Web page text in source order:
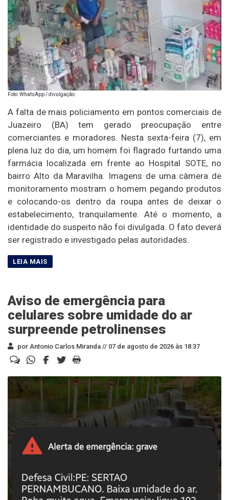
Foto: WhatsApp / divulgação
A falta de mais policiamento em pontos comerciais de
Juazeiro (BA) tem gerado preocupação entre
comerciantes e moradores. Nesta sexta-feira (7), em
plena luz do dia, um homem foi flagrado furtando uma
farmácia localizada em frente ao Hospital SOTE, no
bairro Alto da Maravilha. Imagens de uma câmera de
monitoramento mostram o homem pegando produtos
e colocando-os dentro da roupa antes de deixar o
estabelecimento, tranquilamente. Até o momento, a
identidade do suspeito não foi divulgada. O fato deverá
ser registrado e investigado pelas autoridades.
Aviso de emergência para
celulares sobre umidade do ar
surpreende petrolinenses
por Antonio Carlos Miranda // 07 de agosto de 2026 às 18:37